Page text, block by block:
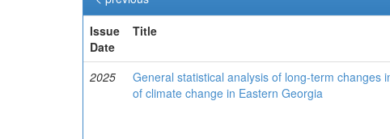
Issue
Date
Title
2025
General statistical analysis of long-term changes
of climate change in Eastern Georgia